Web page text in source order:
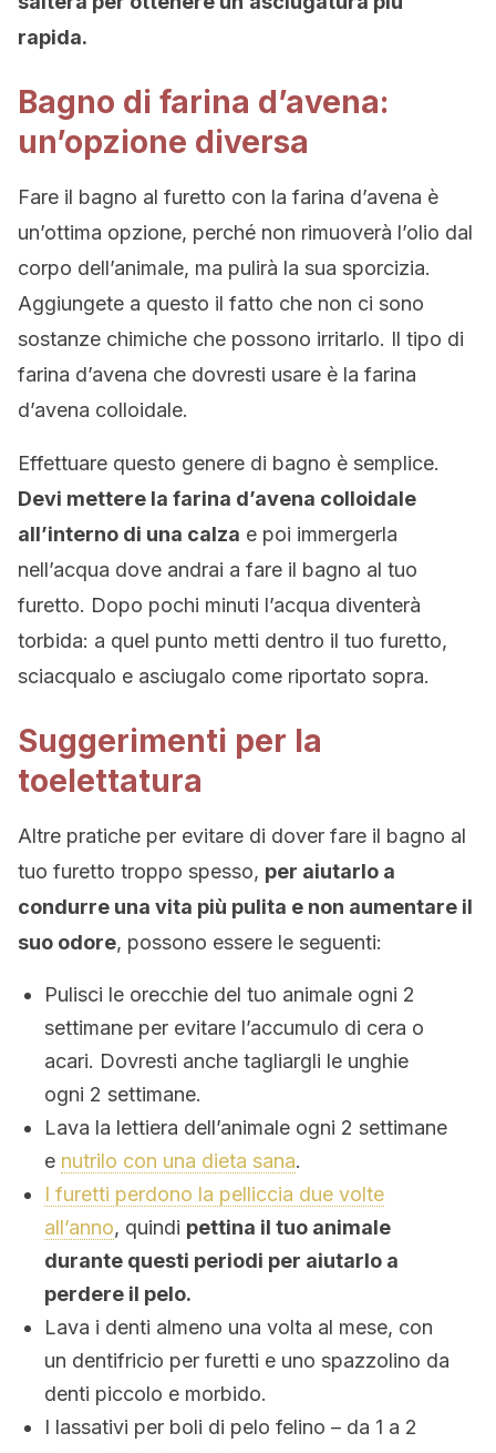
rapida.
Bagno di farina d’avena:
un’opzione diversa
Fare il bagno al furetto con la farina d’avena è
un’ottima opzione, perché non rimuoverà l’olio dal
corpo dell’animale, ma pulirà la sua sporcizia.
Aggiungete a questo il fatto che non ci sono
sostanze chimiche che possono irritarlo. Il tipo di
farina d’avena che dovresti usare è la farina
d’avena colloidale.
Effettuare questo genere di bagno è semplice.
Devi mettere la farina d’avena colloidale
all’interno di una calza e poi immergerla
nell’acqua dove andrai a fare il bagno al tuo
furetto. Dopo pochi minuti l’acqua diventerà
torbida: a quel punto metti dentro il tuo furetto,
sciacqualo e asciugalo come riportato sopra.
Suggerimenti per la
toelettatura
Altre pratiche per evitare di dover fare il bagno al
tuo furetto troppo spesso, per aiutarlo a
condurre una vita più pulita e non aumentare il
suo odore, possono essere le seguenti:
Pulisci le orecchie del tuo animale ogni 2
settimane per evitare l’accumulo di cera o
acari. Dovresti anche tagliargli le unghie
ogni 2 settimane.
Lava la lettiera dell’animale ogni 2 settimane
e nutrilo con una dieta sana.
I furetti perdono la pelliccia due volte
all’anno, quindi pettina il tuo animale
durante questi periodi per aiutarlo a
perdere il pelo.
Lava i denti almeno una volta al mese, con
un dentifricio per furetti e uno spazzolino da
denti piccolo e morbido.
I lassativi per boli di pelo felino – da 1 a 2